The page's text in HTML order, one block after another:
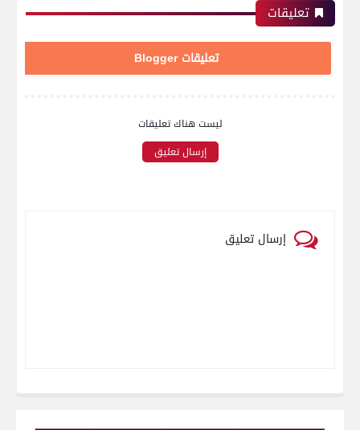
تعليقات
تعليقات Blogger
ليست هناك تعليقات
إرسال تعليق
إرسال تعليق